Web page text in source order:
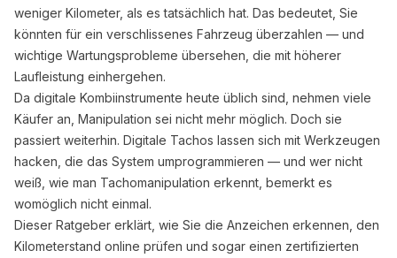
weniger Kilometer, als es tatsächlich hat. Das bedeutet, Sie
könnten für ein verschlissenes Fahrzeug überzahlen — und
wichtige Wartungsprobleme übersehen, die mit höherer
Laufleistung einhergehen.
Da digitale Kombiinstrumente heute üblich sind, nehmen viele
Käufer an, Manipulation sei nicht mehr möglich. Doch sie
passiert weiterhin. Digitale Tachos lassen sich mit Werkzeugen
hacken, die das System umprogrammieren — und wer nicht
weiß, wie man Tachomanipulation erkennt, bemerkt es
womöglich nicht einmal.
Dieser Ratgeber erklärt, wie Sie die Anzeichen erkennen, den
Kilometerstand online prüfen und sogar einen zertifizierten